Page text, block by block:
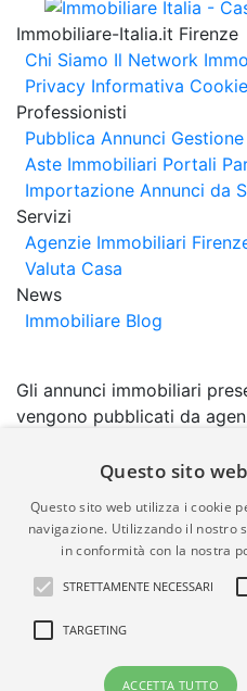
Immobiliare-Italia.it Firenze
Chi Siamo Il Network
Privacy Informativa Cookie
Professionisti
Pubblica Annunci
Aste Immobiliari Portali
Importazione Annunci da
Servizi
Agenzie Immobiliari
Valuta Casa
News
Immobiliare Blog
Gli annunci immobiliari
vengono pubblicati da
comporta l'approvazione o
garanzia da parte di
quindi non è responsabile
correttezza, della
materia di privacy e/o di
suddetti annunci.
© Copyright 2007 - 2026
Questo sito
Questo sito web utilizza i cookie
navigazione. Utilizzando il nostro
in conformità con la nostra
STRETTAMENTE NECESSARI
TARGETING
ACCETTA TUTTO